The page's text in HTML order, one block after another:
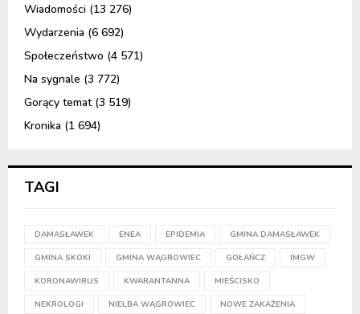
Wiadomości (13 276)
Wydarzenia (6 692)
Społeczeństwo (4 571)
Na sygnale (3 772)
Gorący temat(3 519)
Kronika (1 694)
TAGI
DAMASŁAWEK ENEA EPIDEMIA GMINA DAMASŁAWEK
GMINA SKOKI GMINA WĄGROWIEC GOŁAŃCZ IMGW
KORONAWIRUS KWARANTANNA MIEŚCISKO
NEKROLOGI NIELBA WĄGROWIEC NOWE ZAKAŻENIA